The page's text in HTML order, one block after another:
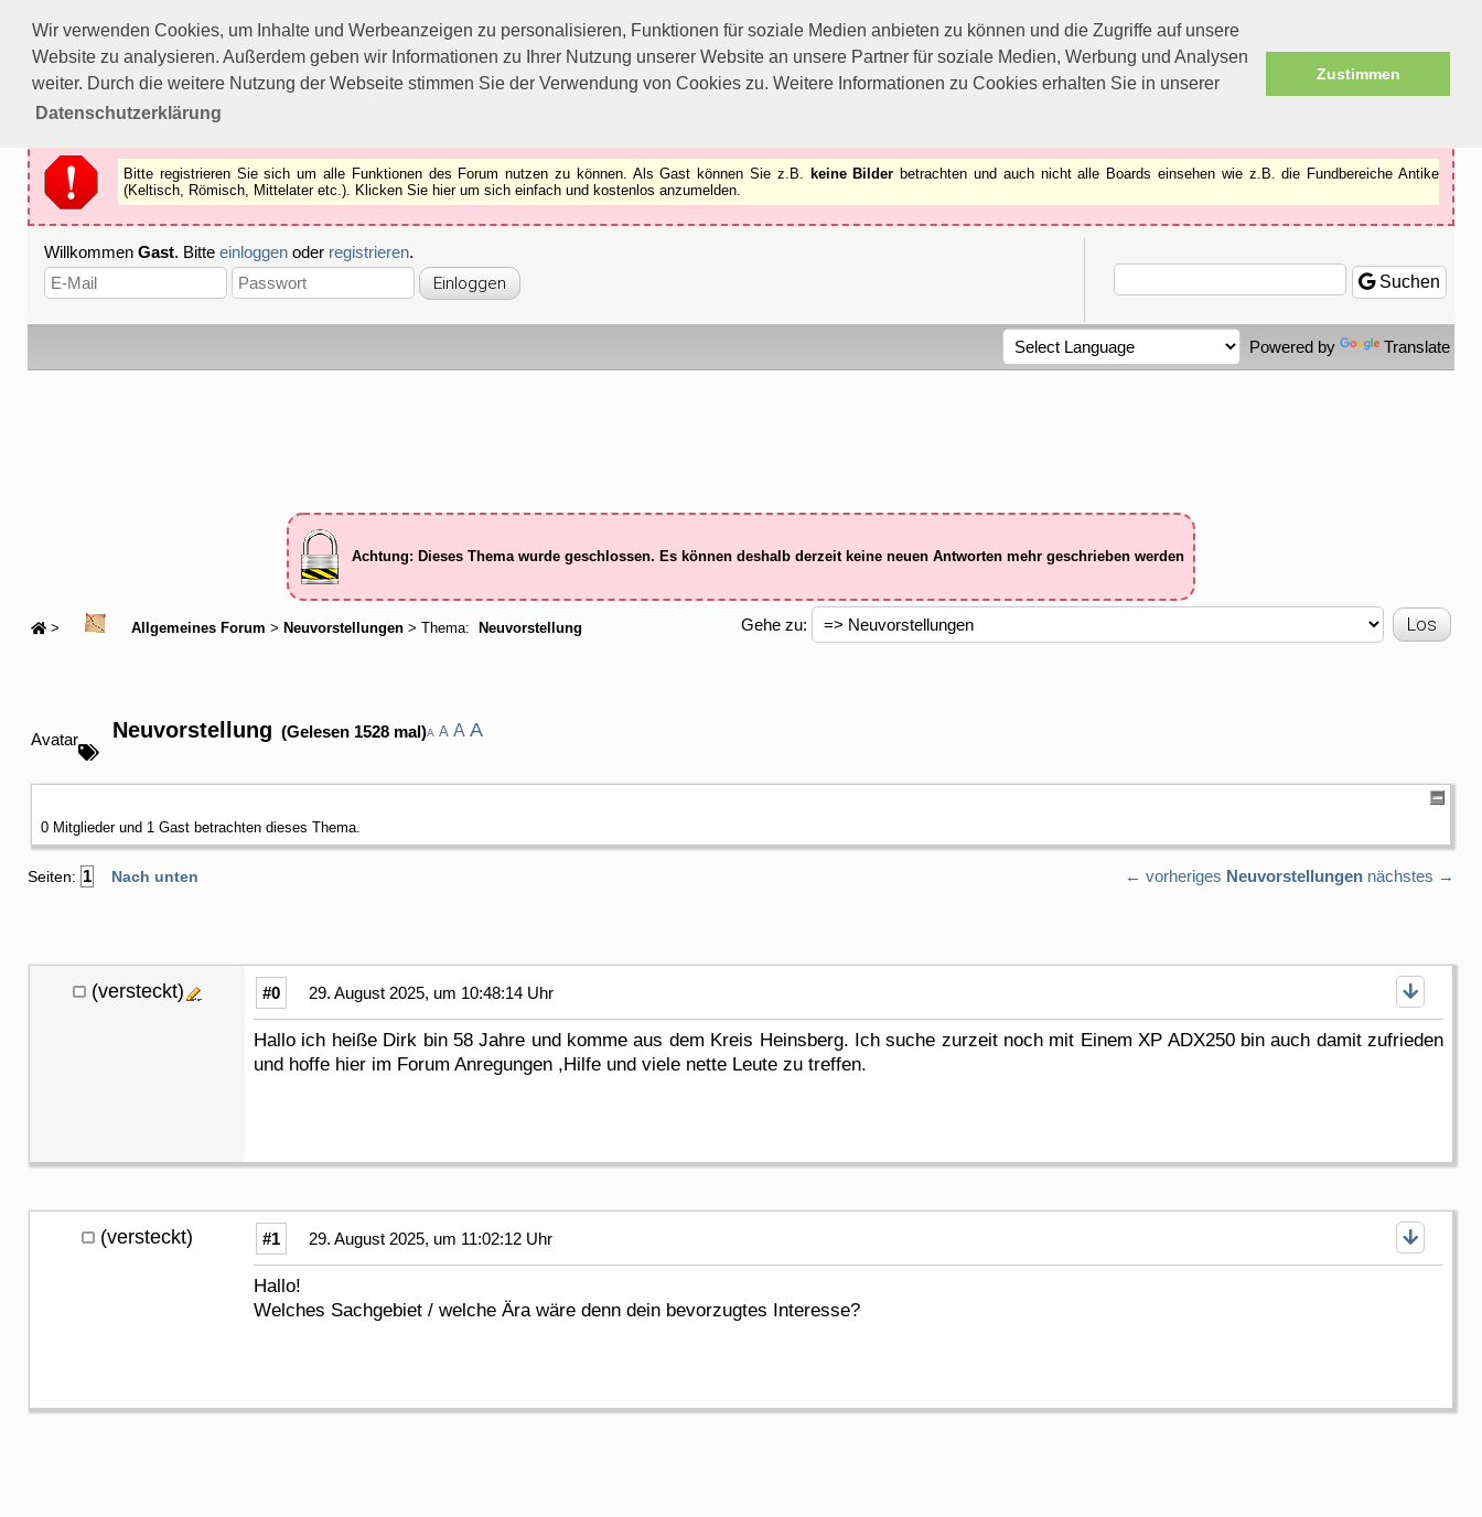
Wir verwenden Cookies, um Inhalte und Werbeanzeigen zu personalisieren, Funktionen für soziale Medien anbieten zu können und die Zugriffe auf unsere
Website zu analysieren. Außerdem geben wir Informationen zu Ihrer Nutzung unserer Website an unsere Partner für soziale Medien, Werbung und Analysen
weiter. Durch die weitere Nutzung der Webseite stimmen Sie der Verwendung von Cookies zu. Weitere Informationen zu Cookies erhalten Sie in unserer
Datenschutzerklärung
Zustimmen
Bitte registrieren Sie sich um alle Funktionen des Forums nutzen zu können.
Als Gast können Sie z.B.keine Bilderbetrachten.
Registrieren
Schliessen
Bitte registrieren Sie sich um alle Funktionen des Forum nutzen zu können. Als Gast können Sie z.B. keine Bilder betrachten und auch nicht alle Boards einsehen wie z.B. die Fundbereiche Antike
(Keltisch, Römisch, Mittelater etc.). Klicken Sie hier um sich einfach und kostenlos anzumelden.
Willkommen Gast. Bitte einloggen oder registrieren.
Suchen
Powered by Translate
Achtung: Dieses Thema wurde geschlossen. Es können deshalb derzeit keine neuen Antworten mehr geschrieben werden
> Allgemeines Forum > Neuvorstellungen > Thema: Neuvorstellung Gehe zu:
Avatar Neuvorstellung (Gelesen 1528 mal)A A A A
0 Mitglieder und 1 Gast betrachten dieses Thema.
Seiten: 1 Nach unten ← vorheriges Neuvorstellungen nächstes →
(versteckt) #0 29. August 2025, um 10:48:14 Uhr
Hallo ich heiße Dirk bin 58 Jahre und komme aus dem Kreis Heinsberg. Ich suche zurzeit noch mit Einem XP ADX250 bin auch damit zufrieden
und hoffe hier im Forum Anregungen ,Hilfe und viele nette Leute zu treffen.
(versteckt) #1 29. August 2025, um 11:02:12 Uhr
Hallo!
Welches Sachgebiet / welche Ära wäre denn dein bevorzugtes Interesse?